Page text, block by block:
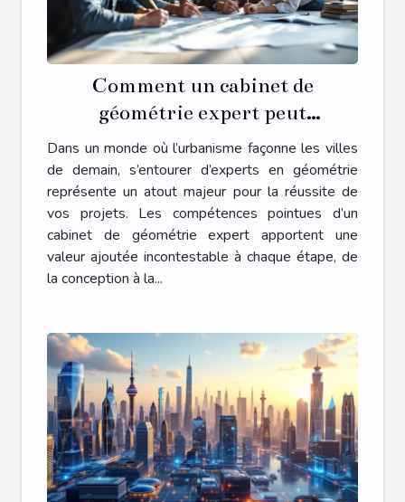
Comment un cabinet de
géométrie expert peut
transformer votre projet
d'urbanisme ?
Dans un monde où l’urbanisme façonne les villes
de demain, s’entourer d’experts en géométrie
représente un atout majeur pour la réussite de
vos projets. Les compétences pointues d’un
cabinet de géométrie expert apportent une
valeur ajoutée incontestable à chaque étape, de
la conception à la...